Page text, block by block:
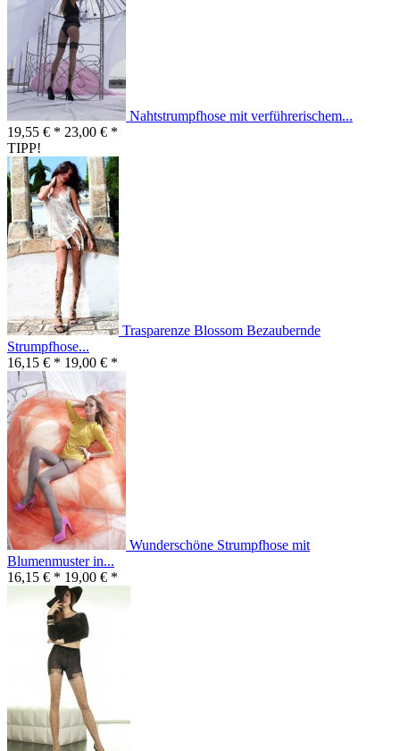
Nahtstrumpfhose mit verführerischem...
19,55 € * 23,00 € *
TIPP!
Trasparenze Blossom Bezaubernde
Strumpfhose...
16,15 € * 19,00 € *
Wunderschöne Strumpfhose mit
Blumenmuster in...
16,15 € * 19,00 € *